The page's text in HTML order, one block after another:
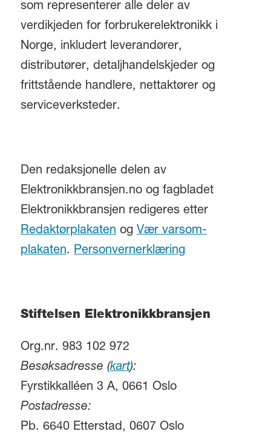
som representerer alle deler av
verdikjeden for forbrukerelektronikk i
Norge, inkludert leverandører,
distributører, detaljhandelskjeder og
frittstående handlere, nettaktører og
serviceverksteder.
Den redaksjonelle delen av
Elektronikkbransjen.no og fagbladet
Elektronikkbransjen redigeres etter
Redaktørplakaten og Vær varsom-
plakaten. Personvernerklæring
Stiftelsen Elektronikkbransjen
Org.nr. 983 102 972
Besøksadresse (kart):
Fyrstikkalléen 3 A, 0661 Oslo
Postadresse:
Pb. 6640 Etterstad, 0607 Oslo